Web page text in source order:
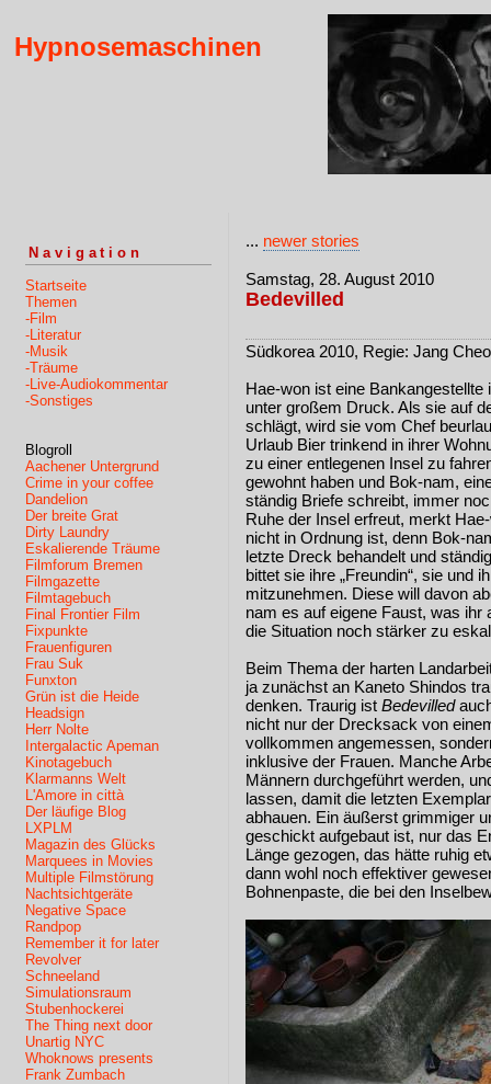
Hypnosemaschinen
Navigation
Startseite
Themen
-Film
-Literatur
-Musik
-Träume
-Live-Audiokommentar
-Sonstiges
Blogroll
Aachener Untergrund
Crime in your coffee
Dandelion
Der breite Grat
Dirty Laundry
Eskalierende Träume
Filmforum Bremen
Filmgazette
Filmtagebuch
Final Frontier Film
Fixpunkte
Frauenfiguren
Frau Suk
Funxton
Grün ist die Heide
Headsign
Herr Nolte
Intergalactic Apeman
Kinotagebuch
Klarmanns Welt
L'Amore in città
Der läufige Blog
LXPLM
Magazin des Glücks
Marquees in Movies
Multiple Filmstörung
Nachtsichtgeräte
Negative Space
Randpop
Remember it for later
Revolver
Schneeland
Simulationsraum
Stubenhockerei
The Thing next door
Unartig NYC
Whoknows presents
Frank Zumbach
... newer stories
Samstag, 28. August 2010
Bedevilled
Südkorea 2010, Regie: Jang
Hae-won ist eine
unter großem Druck. Als sie auf
schlägt, wird sie vom Chef
Urlaub Bier trinkend in ihrer
zu einer entlegenen Insel zu
gewohnt haben und Bok-nam,
ständig Briefe schreibt, immer
Ruhe der Insel erfreut, merkt
nicht in Ordnung ist, denn Bok-
letzte Dreck behandelt und
bittet sie ihre „Freundin“, sie und
mitzunehmen. Diese will davon
nam es auf eigene Faust, was ihr
die Situation noch stärker zu
Beim Thema der harten
ja zunächst an Kaneto Shindos
denken. Traurig ist Bedevilled
nicht nur der Drecksack von
vollkommen angemessen,
inklusive der Frauen. Manche
Männern durchgeführt werden,
lassen, damit die letzten
abhauen. Ein äußerst grimmiger
geschickt aufgebaut ist, nur das
Länge gezogen, das hätte ruhig
dann wohl noch effektiver
Bohnenpaste, die bei den